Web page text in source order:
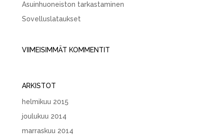
Asuinhuoneiston tarkastaminen
Sovelluslataukset
VIIMEISIMMÄT KOMMENTIT
ARKISTOT
helmikuu 2015
joulukuu 2014
marraskuu 2014